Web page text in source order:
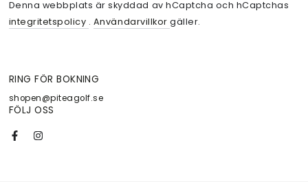
Denna webbplats är skyddad av hCaptcha och hCaptchas
integritetspolicy . Användarvillkorgäller.
RING FÖR BOKNING
shopen@piteagolf.se
FÖLJ OSS
FacebookInstagram